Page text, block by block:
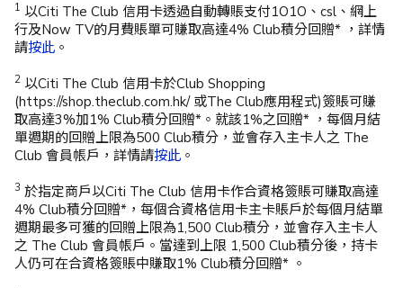
1 以Citi The Club 信用卡透過自動轉賬支付1O1O、csl、網上
行及Now TV的月費賬單可賺取高達4% Club積分回贈* ，詳情
請按此 。​
2 以Citi The Club 信用卡於Club Shopping
(https://shop.theclub.com.hk/ 或The Club應用程式)簽賬可賺
取高達3%加1% Club積分回贈*。就該1%之回贈* ，每個月結
單週期的回贈上限為500 Club積分，並會存入主卡人之 The
Club 會員帳戶，詳情請按此 。​
3 於指定商戶以Citi The Club 信用卡作合資格簽賬可賺取高達
4% Club積分回贈*，每個合資格信用卡主卡賬戶於每個月結單
週期最多可獲的回贈上限為1,500 Club積分，並會存入主卡人
之 The Club 會員帳戶。當達到上限 1,500 Club積分後，持卡
人仍可在合資格簽賬中賺取1% Club積分回贈* 。​